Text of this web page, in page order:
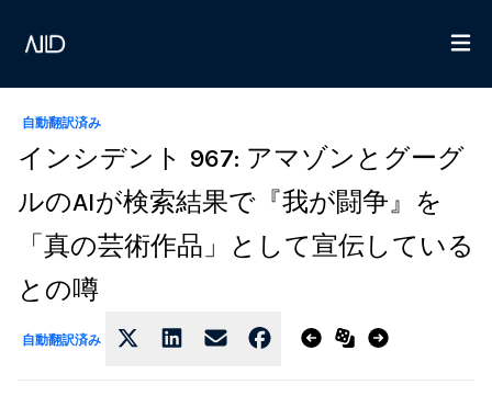
自動翻訳済み
インシデント 967: アマゾンとグーグ
ルのAIが検索結果で『我が闘争』を
「真の芸術作品」として宣伝している
との噂
自動翻訳済み